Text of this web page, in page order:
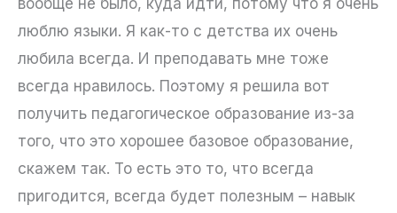
люблю языки. Я как-то с детства их очень
любила всегда. И преподавать мне тоже
всегда нравилось. Поэтому я решила вот
получить педагогическое образование из-за
того, что это хорошее базовое образование,
скажем так. То есть это то, что всегда
пригодится, всегда будет полезным – навык